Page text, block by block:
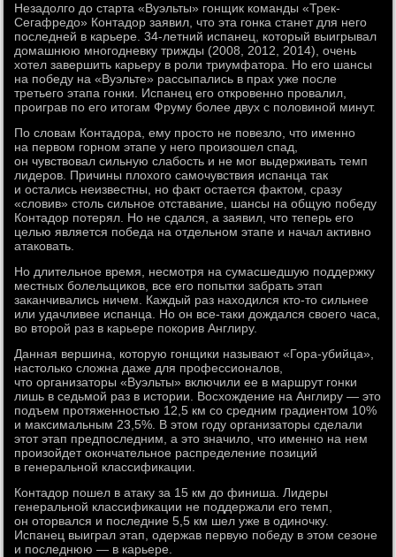
Незадолго до старта «Вуэльты» гонщик команды «Трек-
Сегафредо» Контадор заявил, что эта гонка станет для него
последней в карьере. 34-летний испанец, который выигрывал
домашнюю многодневку трижды (2008, 2012, 2014), очень
хотел завершить карьеру в роли триумфатора. Но его шансы
на победу на «Вуэльте» рассыпались в прах уже после
третьего этапа гонки. Испанец его откровенно провалил,
проиграв по его итогам Фруму более двух с половиной минут.
По словам Контадора, ему просто не повезло, что именно
на первом горном этапе у него произошел спад,
он чувствовал сильную слабость и не мог выдерживать темп
лидеров. Причины плохого самочувствия испанца так
и остались неизвестны, но факт остается фактом, сразу
«словив» столь сильное отставание, шансы на общую победу
Контадор потерял. Но не сдался, а заявил, что теперь его
целью является победа на отдельном этапе и начал активно
атаковать.
Но длительное время, несмотря на сумасшедшую поддержку
местных болельщиков, все его попытки забрать этап
заканчивались ничем. Каждый раз находился кто-то сильнее
или удачливее испанца. Но он все-таки дождался своего часа,
во второй раз в карьере покорив Англиру.
Данная вершина, которую гонщики называют «Гора-убийца»,
настолько сложна даже для профессионалов,
что организаторы «Вуэльты» включили ее в маршрут гонки
лишь в седьмой раз в истории. Восхождение на Англиру — это
подъем протяженностью 12,5 км со средним градиентом 10%
и максимальным 23,5%. В этом году организаторы сделали
этот этап предпоследним, а это значило, что именно на нем
произойдет окончательное распределение позиций
в генеральной классификации.
Контадор пошел в атаку за 15 км до финиша. Лидеры
генеральной классификации не поддержали его темп,
он оторвался и последние 5,5 км шел уже в одиночку.
Испанец выиграл этап, одержав первую победу в этом сезоне
и последнюю — в карьере.